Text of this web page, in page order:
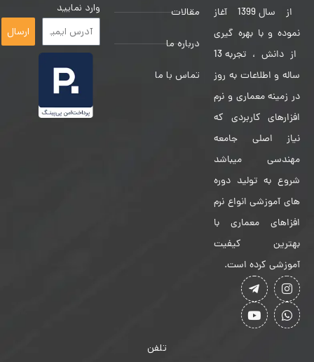
از سال 1399 آغاز
نموده و با بهره گیری
از دانش ، تجربه 13
ساله و اطلاعات به روز
در زمینه معماری و نرم
افزارهای کاربردی که
نیاز اصلی جامعه
مهندسی میباشد
شروع به تولید دوره
های آموزشی انواع نرم
افزاهای معماری با
بهترین کیفیت
آموزشی کرده است.
مقالات
درباره ما
تماس با ما
وارد نمایید
ارسال
تلفن